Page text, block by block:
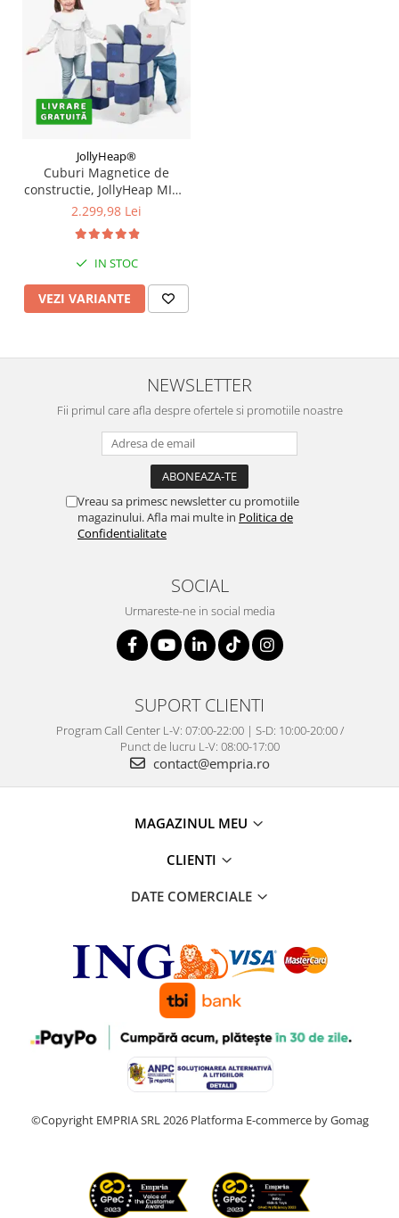
JollyHeap®
Cuburi Magnetice de
constructie, JollyHeap MINI,
24 cuburi, Diverse culori
2.299,98 Lei
IN STOC
VEZI VARIANTE
NEWSLETTER
Fii primul care afla despre ofertele si promotiile noastre
Vreau sa primesc newsletter cu promotiile
magazinului. Afla mai multe in Politica de
Confidentialitate
SOCIAL
Urmareste-ne in social media
SUPORT CLIENTI
Program Call Center L-V: 07:00-22:00 | S-D: 10:00-20:00 /
Punct de lucru L-V: 08:00-17:00
contact@empria.ro
MAGAZINUL MEU
CLIENTI
DATE COMERCIALE
©Copyright EMPRIA SRL 2026 Platforma E-commerce by Gomag